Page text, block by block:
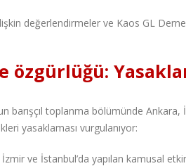
değerlendirmeler ve Kaos GL
özgürlüğü:
barışçıl toplanma bölümünde
yasaklaması vurgulanıyor:
İzmir ve İstanbul’da yapılan kamusal